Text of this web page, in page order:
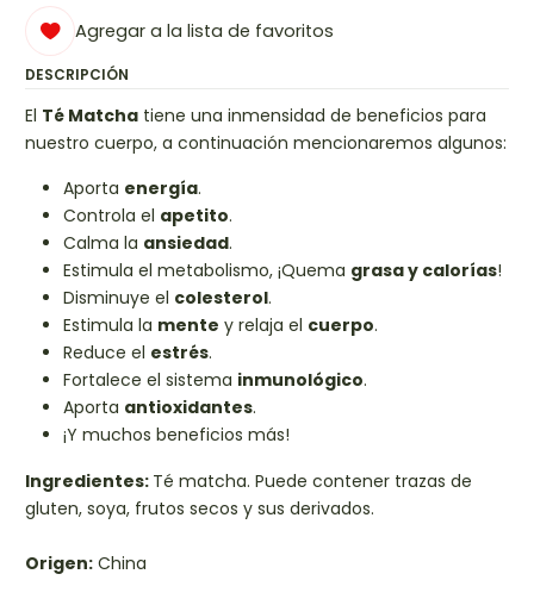
Agregar a la lista de favoritos
DESCRIPCIÓN
El Té Matcha tiene una inmensidad de beneficios para
nuestro cuerpo, a continuación mencionaremos algunos:
Aporta energía.
Controla el apetito.
Calma la ansiedad.
Estimula el metabolismo, ¡Quema grasa y calorías!
Disminuye el colesterol.
Estimula la mente y relaja el cuerpo.
Reduce el estrés.
Fortalece el sistema inmunológico.
Aporta antioxidantes.
¡Y muchos beneficios más!
Ingredientes: Té matcha. Puede contener trazas de
gluten, soya, frutos secos y sus derivados.
Origen: China